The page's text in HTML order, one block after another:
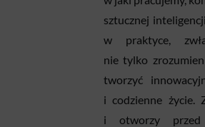
sztucznej
w praktyce,
nie tylko
tworzyć
i codzienne życie.
i otworzy przed